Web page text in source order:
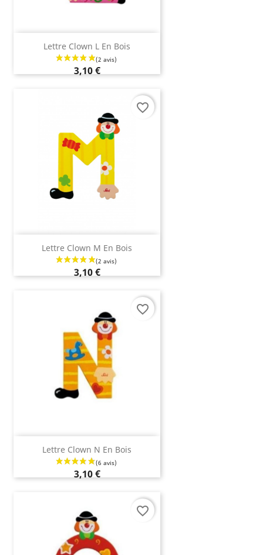
Lettre Clown L En Bois
3,10 €
Lettre Clown M En Bois
3,10 €
favorite_border
Lettre Clown N En Bois
3,10 €
favorite_border
favorite_border